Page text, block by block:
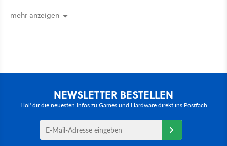
mehr anzeigen
NEWSLETTER BESTELLEN
Hol' dir die neuesten Infos zu Games und Hardware direkt ins Postfach